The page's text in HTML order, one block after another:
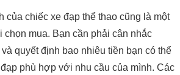
của chiếc xe đạp thể thao cũng là một
chọn mua. Bạn cần phải cân nhắc
quyết định bao nhiêu tiền bạn có thể
phù hợp với nhu cầu của mình. Các